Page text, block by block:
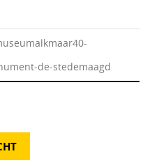
de-stedemaagd